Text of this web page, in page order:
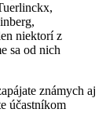
niektorí z
sa od nich
známych aj
účastníkom